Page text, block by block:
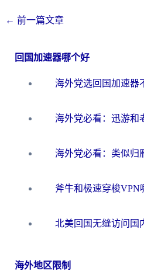
← 前一篇文章
回国加速器哪个好
海外地区限制